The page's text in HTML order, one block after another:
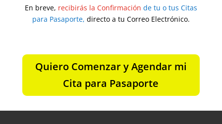
En breve, recibirás la Confirmación de tu o tus Citas
para Pasaporte, directo a tu Correo Electrónico.
Quiero Comenzar y Agendar mi
Cita para Pasaporte